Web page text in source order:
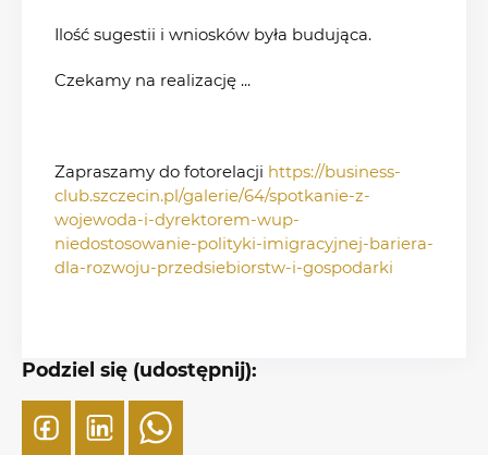
Ilość sugestii i wniosków była budująca.
Czekamy na realizację ...
Zapraszamy do fotorelacji https://business-
club.szczecin.pl/galerie/64/spotkanie-z-
wojewoda-i-dyrektorem-wup-
niedostosowanie-polityki-imigracyjnej-bariera-
dla-rozwoju-przedsiebiorstw-i-gospodarki
Podziel się (udostępnij):